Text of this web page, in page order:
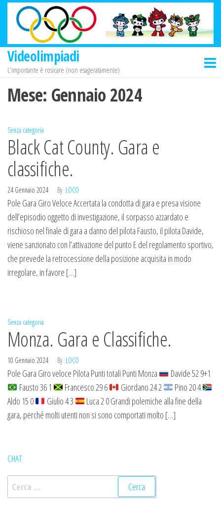
Salta
al
contenuto
Videolimpiadi
L'importante è rosicare (non esageratamente)
Mese: Gennaio 2024
Senza categoria
Black Cat County. Gara e
classifiche.
24 Gennaio 2024 By LOCO
Pole Gara Giro Veloce Accertata la condotta di gara e presa visione
dell’episodio oggetto di investigazione, il sorpasso azzardato e
rischioso nel finale di gara a danno del pilota Fausto, il pilota Davide,
viene sanzionato con l’attivazione del punto E del regolamento sportivo,
che prevede la retrocessione della posizione acquisita in modo
irregolare, in favore […]
Senza categoria
Monza. Gara e Classifiche.
10 Gennaio 2024 By LOCO
Pole Gara Giro veloce Pilota Punti totali Punti Monza
Davide 52 9+1
Fausto 36 1
Francesco 29 6 Giordano 24 2
Pino 20 4
Aldo 15 0
Giulio 4 3
Luca 2 0 Grandi polemiche alla fine della
gara, perché molti utenti non si sono comportati molto […]
CHAT
Ricerca
per: